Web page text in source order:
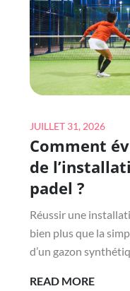
ET
AUX
?
Posted
on
JUILLET 31, 2026
Comment
de
padel ?
Réussir une
bien plus que la
d’un gazon
READ MORE